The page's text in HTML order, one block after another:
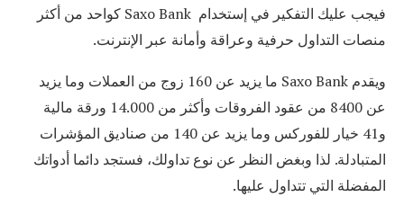
فيجب عليك التفكير في إستخدام Saxo Bank كواحد من أكثر
منصات التداول حرفية وعراقة وأمانة عبر الإنترنت.
ويقدم Saxo Bank
ما يزيد عن 160 زوج من العملات وما يزيد
عن 8400 من عقود الفروقات وأكثر من 14.000 ورقة مالية
و41 خيار للفوركس وما يزيد عن 140 من صناديق المؤشرات
المتبادلة. لذا وبغض النظر عن نوع تداولك، فستجد دائما أدواتك
المفضلة التي تتداول عليها.